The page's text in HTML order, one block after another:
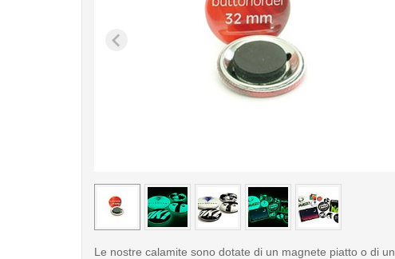
< /picture>
Le nostre calamite sono dotate di un magnete piatto o di un